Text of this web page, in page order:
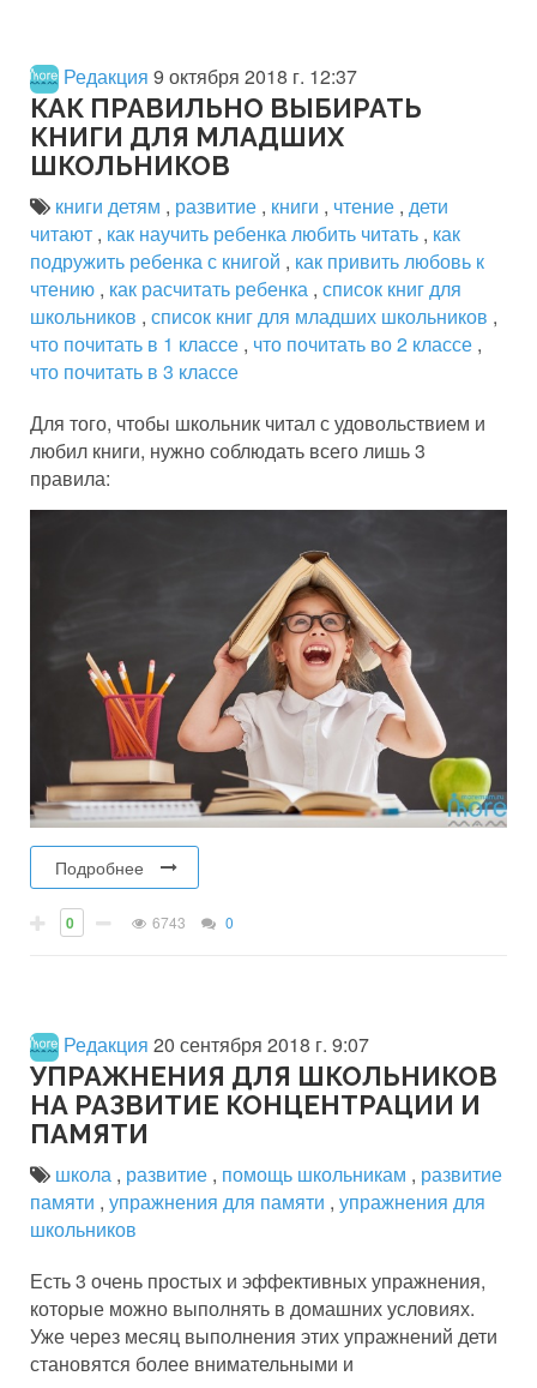
Редакция 9 октября 2018 г. 12:37
КАК ПРАВИЛЬНО ВЫБИРАТЬ
КНИГИ ДЛЯ МЛАДШИХ
ШКОЛЬНИКОВ
книги детям , развитие , книги , чтение , дети
читают , как научить ребенка любить читать , как
подружить ребенка с книгой , как привить любовь к
чтению , как расчитать ребенка , список книг для
школьников , список книг для младших школьников ,
что почитать в 1 классе , что почитать во 2 классе ,
что почитать в 3 классе
Для того, чтобы школьник читал с удовольствием и
любил книги, нужно соблюдать всего лишь 3
правила:
Подробнее
0 6743 0
Редакция 20 сентября 2018 г. 9:07
УПРАЖНЕНИЯ ДЛЯ ШКОЛЬНИКОВ
НА РАЗВИТИЕ КОНЦЕНТРАЦИИ И
ПАМЯТИ
школа , развитие , помощь школьникам , развитие
памяти , упражнения для памяти , упражнения для
школьников
Есть 3 очень простых и эффективных упражнения,
которые можно выполнять в домашних условиях.
Уже через месяц выполнения этих упражнений дети
становятся более внимательными и